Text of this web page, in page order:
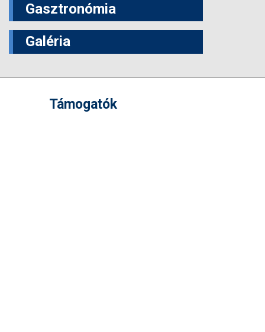
Gasztronómia
Galéria
Támogatók